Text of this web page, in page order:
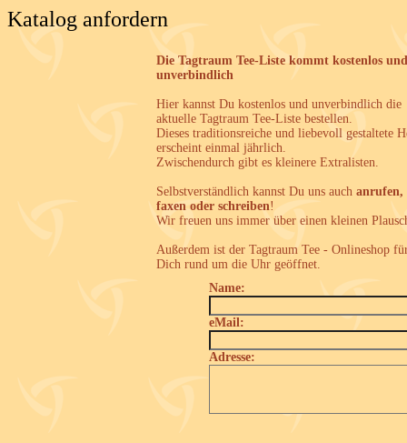
Katalog anfordern
Die Tagtraum Tee-Liste kommt kostenlos und
unverbindlich
Hier kannst Du kostenlos und unverbindlich die
aktuelle Tagtraum Tee-Liste bestellen.
Dieses traditionsreiche und liebevoll gestaltete
erscheint einmal jährlich.
Zwischendurch gibt es kleinere Extralisten.
Selbstverständlich kannst Du uns auch anrufen,
faxen oder schreiben!
Wir freuen uns immer über einen kleinen
Außerdem ist der Tagtraum Tee - Onlineshop
Dich rund um die Uhr geöffnet.
Name:
eMail:
Adresse: